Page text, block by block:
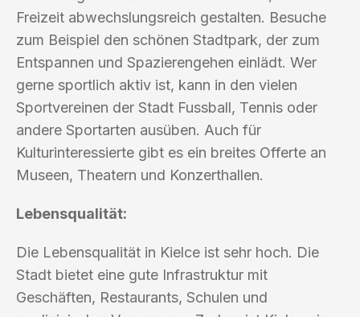
Freizeit abwechslungsreich gestalten. Besuche
zum Beispiel den schönen Stadtpark, der zum
Entspannen und Spazierengehen einlädt. Wer
gerne sportlich aktiv ist, kann in den vielen
Sportvereinen der Stadt Fussball, Tennis oder
andere Sportarten ausüben. Auch für
Kulturinteressierte gibt es ein breites Offerte an
Museen, Theatern und Konzerthallen.
Lebensqualität:
Die Lebensqualität in Kielce ist sehr hoch. Die
Stadt bietet eine gute Infrastruktur mit
Geschäften, Restaurants, Schulen und